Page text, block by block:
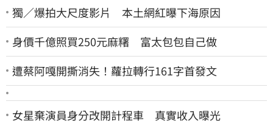
獨／爆拍大尺度影片 本土網紅曝下海原因
身價千億照買250元麻糬 富太包包自己做
遭蔡阿嘎開撕消失！蘿拉轉行161字首發文
女星棄演員身分改開計程車 真實收入曝光